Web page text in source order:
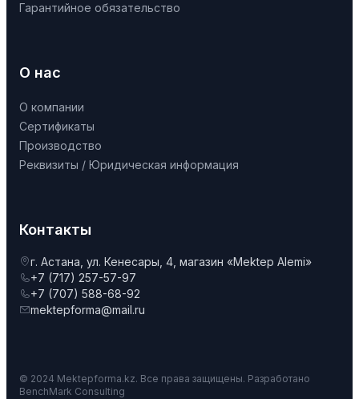
Гарантийное обязательство
О нас
О компании
Сертификаты
Производство
Реквизиты / Юридическая информация
Контакты
г. Астана, ул. Кенесары, 4, магазин «Mektep Alemi»
+7 (717) 257-57-97
+7 (707) 588-68-92
mektepforma@mail.ru
© 2024 Mektepforma.kz. Все права защищены. Разработано
BenchMark Consulting